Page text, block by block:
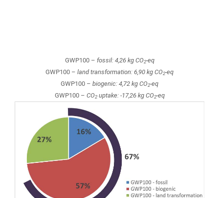
GWP100 – fossil: 4,26 kg CO2-eq
GWP100 – land transformation: 6,90 kg CO2-eq
GWP100 – biogenic: 4,72 kg CO2-eq
GWP100 – CO2uptake: -17,26 kg CO2-eq